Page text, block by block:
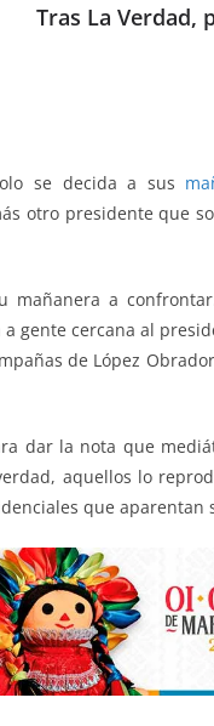
Tras La Verdad,
se decida a sus
otro presidente que
mañanera a
gente cercana al
de López
dar la nota que
aquellos lo
que aparentan